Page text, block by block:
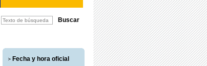
Fecha y hora oficial